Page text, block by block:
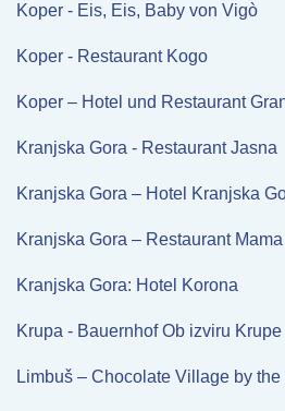
Koper - Eis, Eis, Baby von Vigò
Koper - Restaurant Kogo
Koper – Hotel und Restaurant
Kranjska Gora - Restaurant Jasna
Kranjska Gora – Hotel Kranjska
Kranjska Gora – Restaurant
Kranjska Gora: Hotel Korona
Krupa - Bauernhof Ob izviru Krupe
Limbuš – Chocolate Village by the